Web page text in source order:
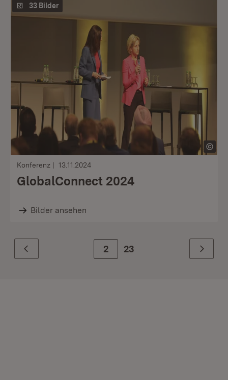
33 Bilder
Konferenz 13.11.2024
GlobalConnect 2024
Bilder ansehen
Zurück Zur Seite
2 23 Weiter